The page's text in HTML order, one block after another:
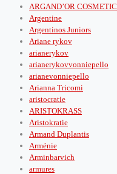
ARGAND’OR COSMETIC
Argentine
Argentinos Juniors
Ariane rykov
arianerykov
arianerykovvonniepello
arianevonniepello
Arianna Tricomi
aristocratie
ARISTOKRASS
Aristokratie
Armand Duplantis
Arménie
Arminbarvich
armures